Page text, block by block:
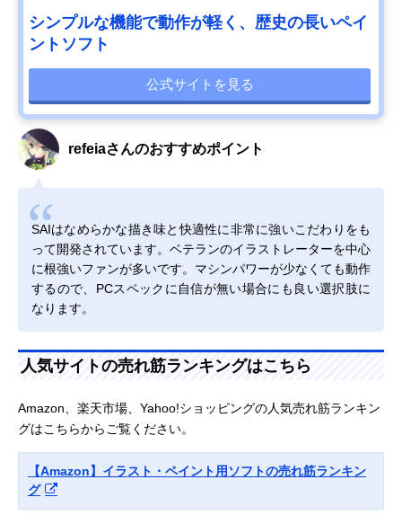
シンプルな機能で動作が軽く、歴史の長いペイ
ントソフト
公式サイトを見る
refeiaさんのおすすめポイント
SAIはなめらかな描き味と快適性に非常に強いこだわりをも
って開発されています。ベテランのイラストレーターを中心
に根強いファンが多いです。マシンパワーが少なくても動作
するので、PCスペックに自信が無い場合にも良い選択肢に
なります。
人気サイトの売れ筋ランキングはこちら
Amazon、楽天市場、Yahoo!ショッピングの人気売れ筋ランキン
グはこちらからご覧ください。
【Amazon】イラスト・ペイント用ソフトの売れ筋ランキン
グ